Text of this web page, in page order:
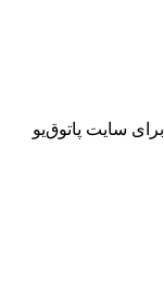
سایت پاتوق‌یو